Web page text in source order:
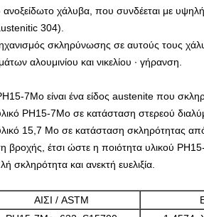
χάλυβα, που συνδέεται με
304).
σκληρύνωσης σε αυτούς τους
αλουμινίου και νικελίου ∙ γήρανση.
7Mo είναι ένα είδος austenite που
PH15-7Mo σε κατάσταση στερεού
15,7 Mo σε κατάσταση σκληρότητας
βροχής, έτσι ώστε η ποιότητα υλικού
σκληρότητα και ανεκτή ευελιξία.
ΑΙΣΙ / ASTM